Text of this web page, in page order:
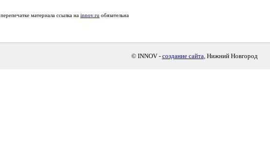
материала ссылка на innov.ru обязательна
© INNOV - создание сайта, Нижний Новгород